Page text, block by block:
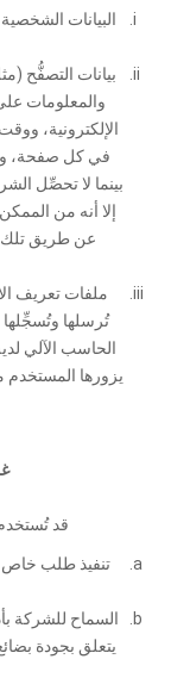
البيانات
بيانات التصفُّح
والمعلومات
الإلكترونية،
في كل صفحة،
بينما لا تحصِّل
إلا أنه من
عن طريق تلك
ملفات تعريف
تُرسلها وتُسجِّلها
الحاسب الآلي
يزورها المستخدم
قد تُستخدم
تنفيذ طلب خاص
السماح للشركة
يتعلق بجودة